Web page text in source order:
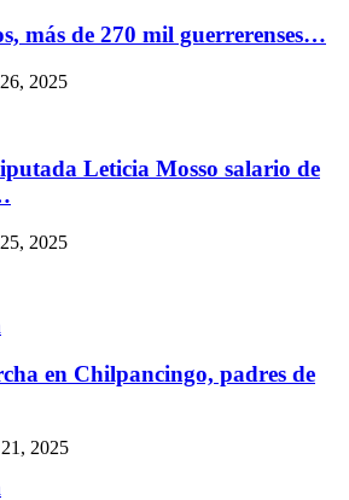
más de 270 mil guerrerenses…
2025
Leticia Mosso salario de
2025
en Chilpancingo, padres de
2025